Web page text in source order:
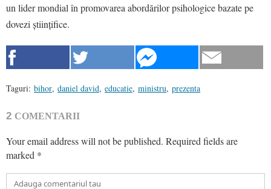
un lider mondial în promovarea abordărilor psihologice bazate pe
dovezi științifice.
Taguri: bihor, daniel david, educatie, ministru, prezenta
2 COMENTARII
Your email address will not be published. Required fields are
marked *